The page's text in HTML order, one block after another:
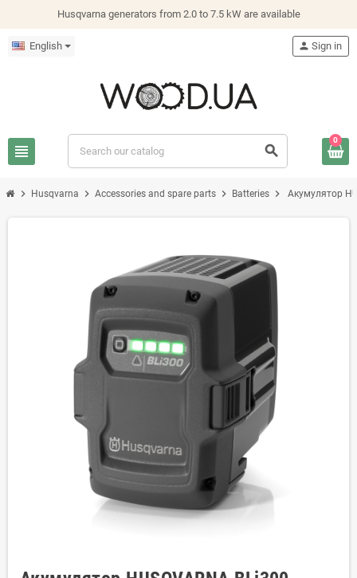
Husqvarna generators from 2.0 to 7.5 kW are available
English
view_headline search
person Sign in
0
chevron_right Husqvarna chevron_right Accessories and spare parts chevron_right Batteries chevron_right Акумулятор